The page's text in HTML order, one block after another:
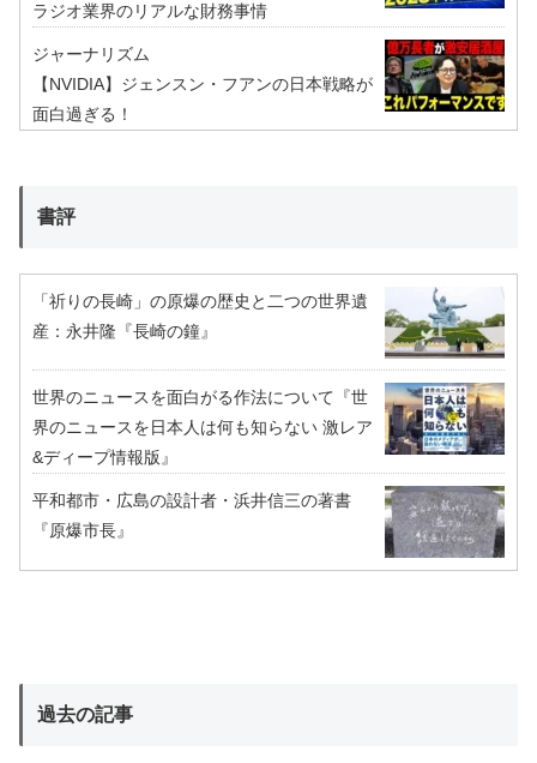
ラジオ業界のリアルな財務事情
ジャーナリズム
【NVIDIA】ジェンスン・フアンの日本戦略が
面白過ぎる！
書評
「祈りの長崎」の原爆の歴史と二つの世界遺
産：永井隆『長崎の鐘』
世界のニュースを面白がる作法について『世
界のニュースを日本人は何も知らない 激レア
&ディープ情報版』
平和都市・広島の設計者・浜井信三の著書
『原爆市長』
過去の記事